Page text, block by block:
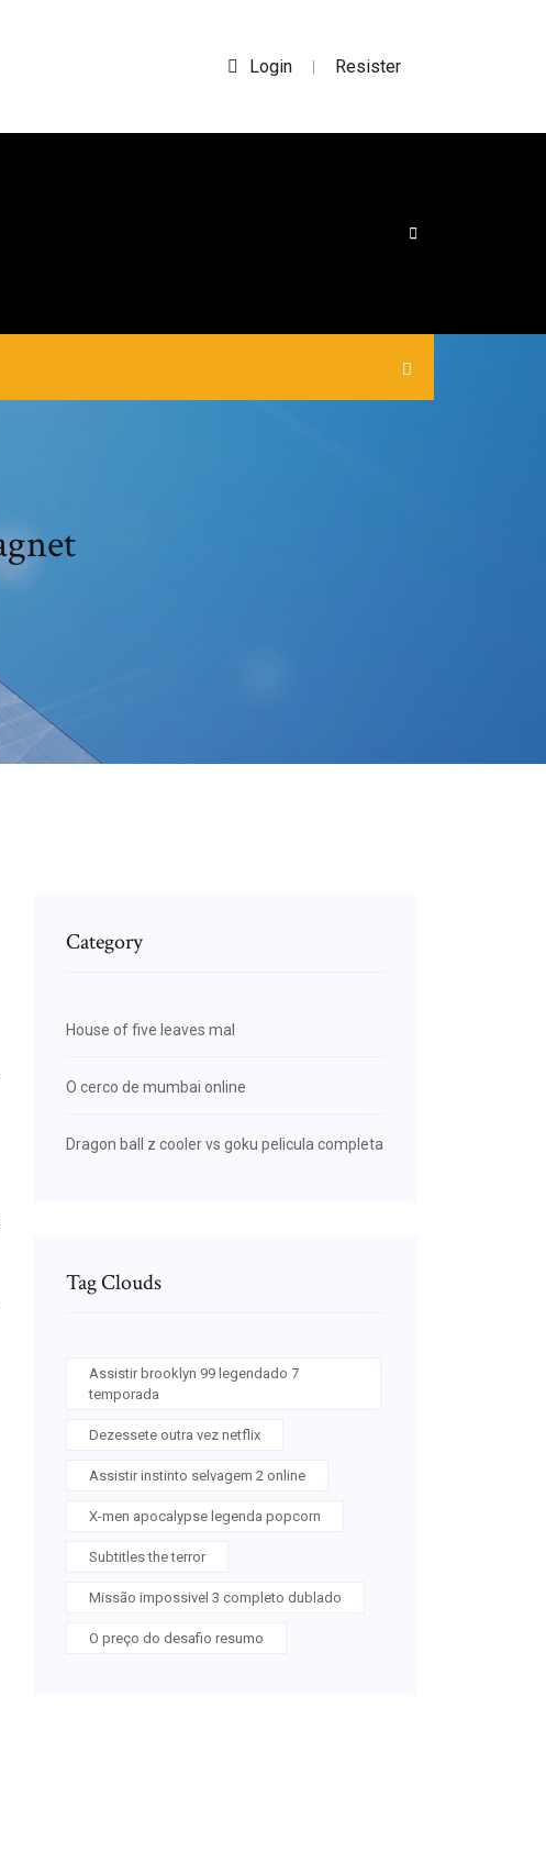
Login | Resister
Category
House of five leaves mal
O cerco de mumbai online
Dragon ball z cooler vs goku pelicula completa
Tag Clouds
Assistir brooklyn 99 legendado 7
temporada
Dezessete outra vez netflix
Assistir instinto selvagem 2 online
X-men apocalypse legenda popcorn
Subtitles the terror
Missão impossivel 3 completo dublado
O preço do desafio resumo